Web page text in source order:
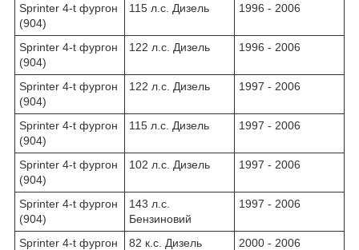
Sprinter 4-t фургон
(904)
115 л.с. Дизель 1996 - 2006
Sprinter 4-t фургон
(904)
122 л.с. Дизель 1996 - 2006
Sprinter 4-t фургон
(904)
122 л.с. Дизель 1997 - 2006
Sprinter 4-t фургон
(904)
115 л.с. Дизель 1997 - 2006
Sprinter 4-t фургон
(904)
102 л.с. Дизель 1997 - 2006
Sprinter 4-t фургон
(904)
143 л.с.
Бензиновий
1997 - 2006
Sprinter 4-t фургон
82 к.с. Дизель 2000 - 2006